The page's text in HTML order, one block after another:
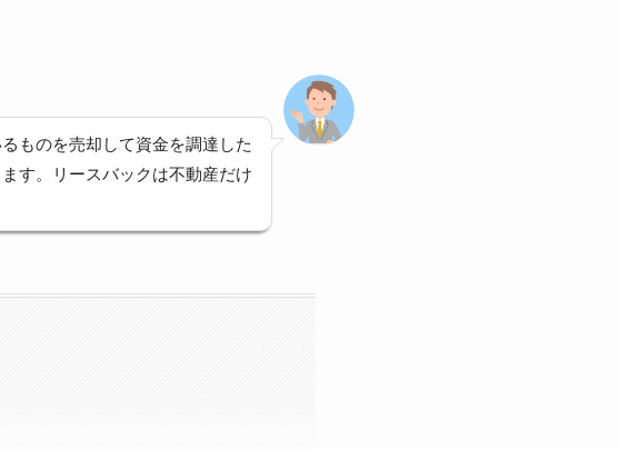
ものを売却して資金を調達した
す。リースバックは不動産だけ